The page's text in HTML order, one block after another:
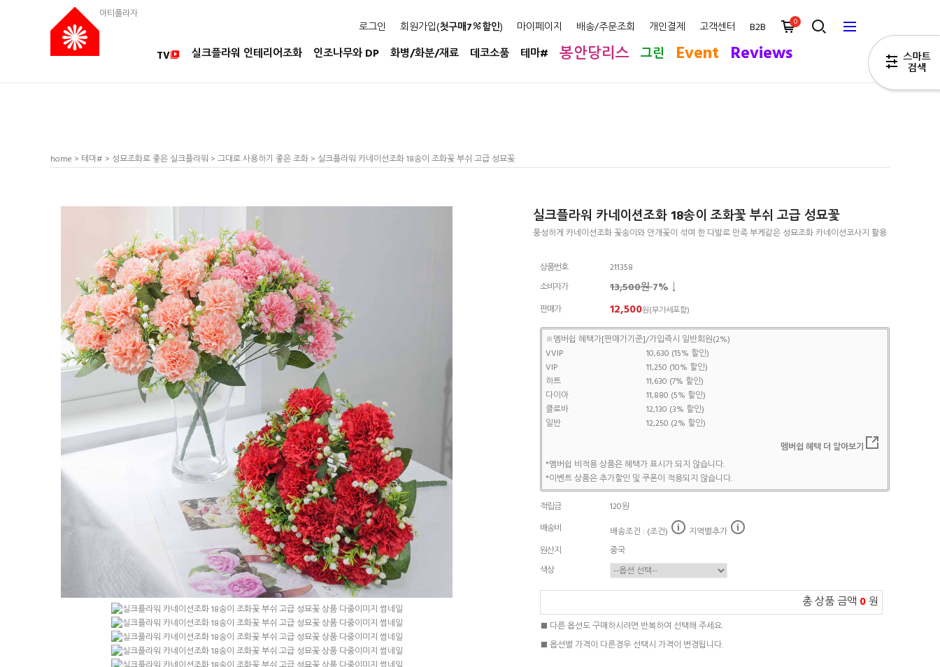
아티플라자
로그인 회원가입(첫구매7 할인) 마이페이지 배송/주문조회 개인결제 고객센터 B2B 0
TV 실크플라워 인테리어조화 인조나무와 DP 화병/화분/재료 데코소품 테마# 봉안당리스 그린 Event Reviews
home > 테마# > 성묘조화로 좋은 실크플라워 > 그대로 사용하기 좋은 조화 > 실크플라워 카네이션조화 18송이 조화꽃 부쉬 고급 성묘꽃
실크플라워 카네이션조화 18송이 조화꽃 부쉬 고급 성묘꽃
풍성하게 카네이션조화 꽃송이와 안개꽃이 섞여 한 다발로 만족 부케같은 성묘조화 카네이션코사지 활용
상품번호
211358
소비자가
13,500원7% ↓
판매가 12,500원(부가세포함)
※멤버쉽 혜택가[판매가기준]/가입즉시 일반회원(2%)
VVIP
10,630 (15% 할인)
VIP
11,250 (10% 할인)
하트
11,630 (7% 할인)
다이아
11,880 (5% 할인)
클로바
12,130 (3% 할인)
일반
12,250 (2% 할인)
멤버쉽 혜택 더 알아보기
*멤버쉽 비적용 상품은 혜택가 표시가 되지 않습니다.
*이벤트 상품은 추가할인 및 쿠폰이 적용되지 않습니다.
적립금
120원
배송비
배송조건 : (조건)
지역별추가
원산지
중국
색상
총 상품 금액 0원
■ 다른 옵션도 구매하시려면 반복하여 선택해 주세요.
■ 옵션별 가격이 다른경우 선택시 가격이 변경됩니다.